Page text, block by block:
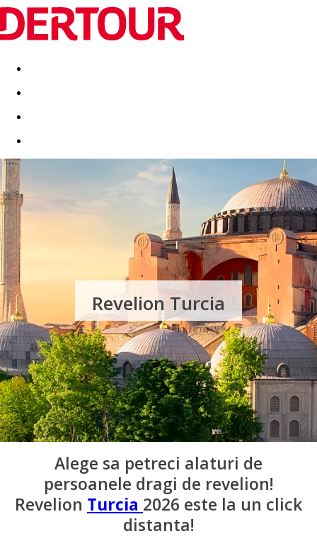
Destinatii Vacanta perfecta OFERTE DE NERATAT
Revelion Turcia
Alege sa petreci alaturi de
persoanele dragi de revelion!
Revelion Turcia 2026 este la un click
distanta!